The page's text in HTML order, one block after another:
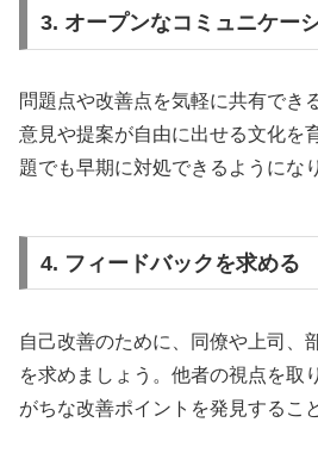
3. オープンなコミュニケー
問題点や改善点を気軽に共有でき
意見や提案が自由に出せる文化を
題でも早期に対処できるようにな
4. フィードバックを求める
自己改善のために、同僚や上司、
を求めましょう。他者の視点を取
がちな改善ポイントを発見するこ